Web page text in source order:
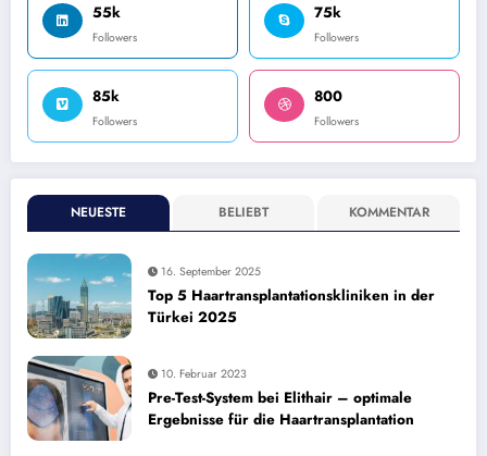
55k
Followers
75k
Followers
85k
Followers
800
Followers
NEUESTE BELIEBT KOMMENTAR
16. September 2025
Top 5 Haartransplantationskliniken in der
Türkei 2025
10. Februar 2023
Pre-Test-System bei Elithair – optimale
Ergebnisse für die Haartransplantation